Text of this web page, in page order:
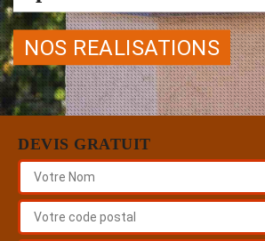
NOS REALISATIONS
DEVIS GRATUIT